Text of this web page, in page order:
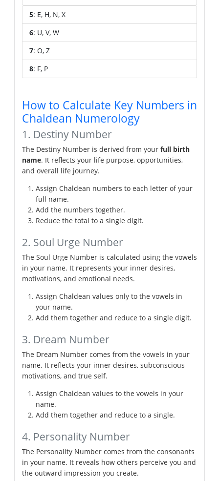
5: E, H, N, X
6: U, V, W
7: O, Z
8: F, P
How to Calculate Key Numbers in
Chaldean Numerology
1. Destiny Number
The Destiny Number is derived from your full birth
name. It reflects your life purpose, opportunities,
and overall life journey.
Assign Chaldean numbers to each letter of your
full name.
Add the numbers together.
Reduce the total to a single digit.
2. Soul Urge Number
The Soul Urge Number is calculated using the vowels
in your name. It represents your inner desires,
motivations, and emotional needs.
Assign Chaldean values only to the vowels in
your name.
Add them together and reduce to a single digit.
3. Dream Number
The Dream Number comes from the vowels in your
name. It reflects your inner desires, subconscious
motivations, and true self.
Assign Chaldean values to the vowels in your
name.
Add them together and reduce to a single.
4. Personality Number
The Personality Number comes from the consonants
in your name. It reveals how others perceive you and
the outward impression you create.